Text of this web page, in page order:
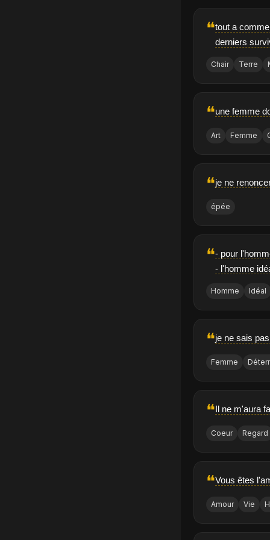
❝tout a
derniers
Chair Terre
❝une femme
Art Femme
❝je ne
épée
❝- pour
- l'homme
Homme Idéal
❝je ne sais
Femme
❝Il ne m'aura
Coeur Regard
❝Vous êtes
Amour Vie